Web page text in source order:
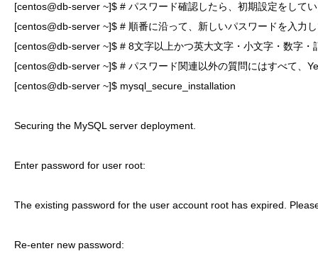
[centos@db-server ~]$ # パスワード確認したら、初期設定をして
[centos@db-server ~]$ # 順番に沿って、新しいパスワードを入力
[centos@db-server ~]$ # 8文字以上かつ英大文字・小文字・数字
[centos@db-server ~]$ # パスワード関連以外の質問にはすべて、
[centos@db-server ~]$ mysql_secure_installation
Securing the MySQL server deployment.
Enter password for user root:
The existing password for the user account root has expired.
Re-enter new password: